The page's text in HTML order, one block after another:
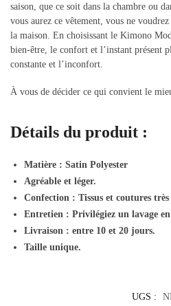
saison, que ce soit dans la chambre ou
vous aurez ce vêtement, vous ne
la maison. En choisissant le Kimono
bien-être, le confort et l’instant présent
constante et l’inconfort.
À vous de décider ce qui convient le
Détails du produit :
Matière : Satin Polyester
Agréable et léger.
Confection : Tissus et coutures très
Entretien : Privilégiez un lavage
Livraison : entre 10 et 20 jours.
Taille unique.
UGS :